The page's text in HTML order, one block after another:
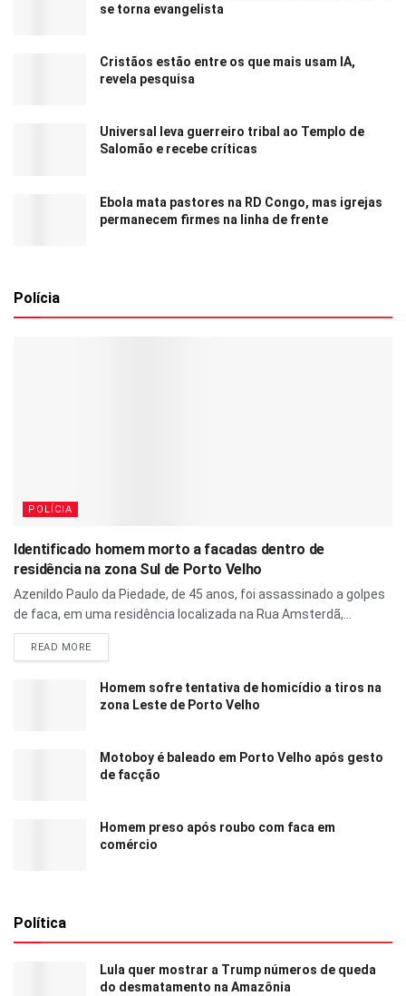
se torna evangelista
Cristãos estão entre os que mais usam IA,
revela pesquisa
Universal leva guerreiro tribal ao Templo de
Salomão e recebe críticas
Ebola mata pastores na RD Congo, mas igrejas
permanecem firmes na linha de frente
Polícia
POLÍCIA
Identificado homem morto a facadas dentro de
residência na zona Sul de Porto Velho
Azenildo Paulo da Piedade, de 45 anos, foi assassinado a golpes
de faca, em uma residência localizada na Rua Amsterdã,...
READ MORE
Homem sofre tentativa de homicídio a tiros na
zona Leste de Porto Velho
Motoboy é baleado em Porto Velho após gesto
de facção
Homem preso após roubo com faca em
comércio
Política
Lula quer mostrar a Trump números de queda
do desmatamento na Amazônia